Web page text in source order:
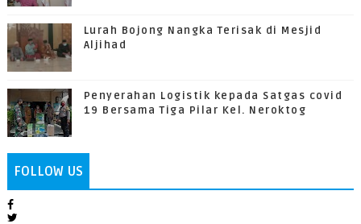
Lurah Bojong Nangka Terisak di Mesjid
Aljihad
Penyerahan Logistik kepada Satgas covid
19 Bersama Tiga Pilar Kel. Neroktog
FOLLOW US